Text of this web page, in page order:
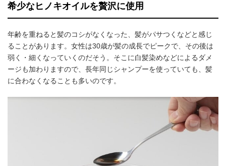
希少なヒノキオイルを贅沢に使用
年齢を重ねると髪のコシがなくなった、髪がパサつくなどと感じ
ることがあります。女性は30歳が髪の成長でピークで、その後は
弱く・細くなっていくのだそう。そこに白髪染めなどによるダメ
ージも加わりますので、長年同じシャンプーを使っていても、髪
に合わなくなることも多いのです。